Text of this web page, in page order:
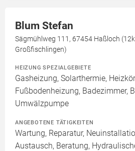
Blum Stefan
Sägmühlweg 111, 67454 Haßloch
Großfischlingen)
HEIZUNG SPEZIALGEBIETE
Gasheizung, Solarthermie,
Fußbodenheizung, Badezimmer,
Umwälzpumpe
ANGEBOTENE TÄTIGKEITEN
Wartung, Reparatur,
Austausch, Beratung,